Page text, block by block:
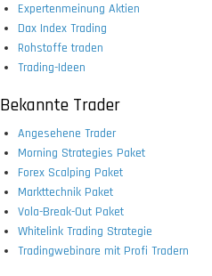
Expertenmeinung Aktien
Dax Index Trading
Rohstoffe traden
Trading-Ideen
Bekannte Trader
Angesehene Trader
Morning Strategies Paket
Forex Scalping Paket
Markttechnik Paket
Vola-Break-Out Paket
Whitelink Trading Strategie
Tradingwebinare mit Profi Tradern